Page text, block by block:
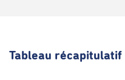
Tableau récapitulatif